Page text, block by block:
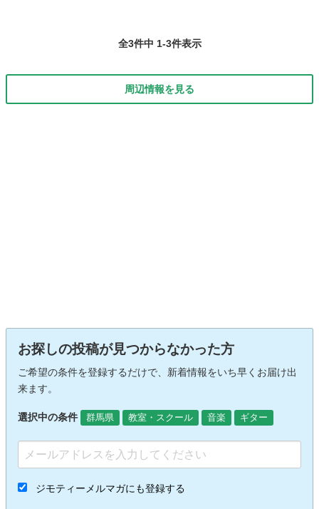
全3件中 1-3件表示
周辺情報を見る
お探しの投稿が見つからなかった方
ご希望の条件を登録するだけで、新着情報をいち早くお届け出
来ます。
選択中の条件 群馬県 教室・スクール 音楽 ギター
ジモティーメルマガにも登録する